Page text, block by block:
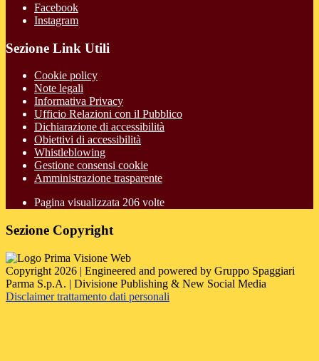
Facebook
Instagram
Sezione Link Utili
Cookie policy
Note legali
Informativa Privacy
Ufficio Relazioni con il Pubblico
Dichiarazione di accessibilità
Obiettivi di accessibilità
Whistleblowing
Gestione consensi cookie
Amministrazione trasparente
Pagina visualizzata 206 volte
Sezione Copyright
Copyright 2026 | Engineered and powered by Gruppo Spaggiari
Parma S.p.A. | Divisione Publishing & New Social Media
Disclaimer trattamento dati personali